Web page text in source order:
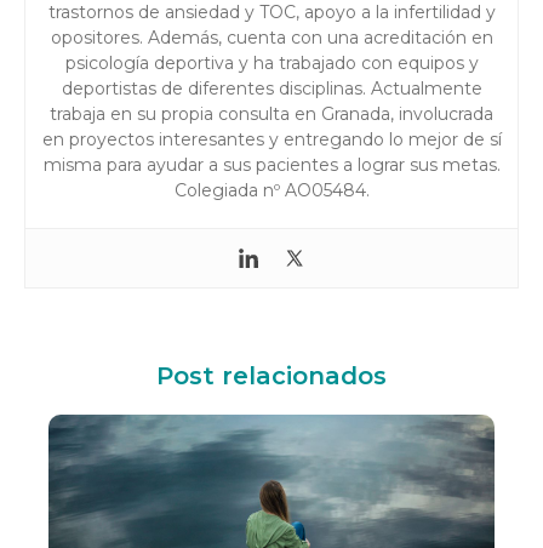
trastornos de ansiedad y TOC, apoyo a la infertilidad y
opositores. Además, cuenta con una acreditación en
psicología deportiva y ha trabajado con equipos y
deportistas de diferentes disciplinas. Actualmente
trabaja en su propia consulta en Granada, involucrada
en proyectos interesantes y entregando lo mejor de sí
misma para ayudar a sus pacientes a lograr sus metas.
Colegiada nº AO05484.
Post relacionados